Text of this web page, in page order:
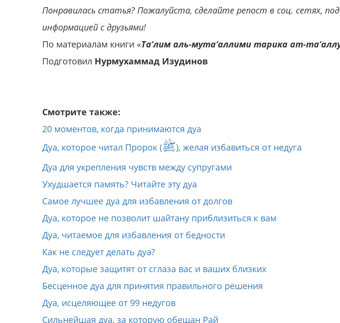
Понравилась статья? Пожалуйста, сделайте репост в соц. сетях,
информацией с друзьями!
По материалам книги «Та‘лим аль-мута‘аллими тарика ат-
Подготовил Нурмухаммад Изудинов
Смотрите также:
20 моментов, когда принимаются дуа
Дуа, которое читал Пророк (ﷺ), желая избавиться от недуга
Дуа для укрепления чувств между супругами
Ухудшается память? Читайте эту дуа
Самое лучшее дуа для избавления от долгов
Дуа, которое не позволит шайтану приблизиться к вам
Дуа, читаемое для избавления от бедности
Как не следует делать дуа?
Дуа, которые защитят от сглаза вас и ваших близких
Бесценное дуа для принятия правильного решения
Дуа, исцеляющее от 99 недугов
Сильнейшая дуа, за которую обещан Рай